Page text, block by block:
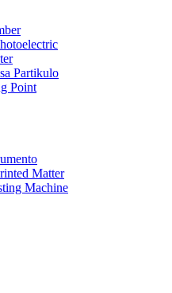
Partikulo
Point
Matter
Machine